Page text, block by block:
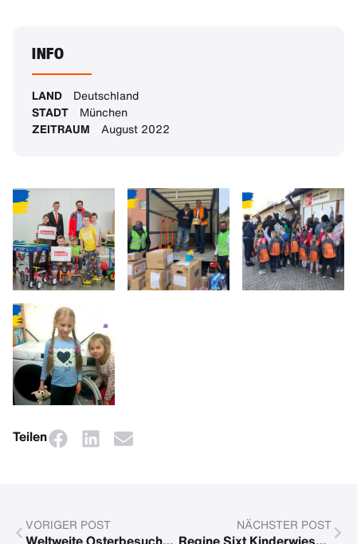
INFO
LAND Deutschland
STADT München
ZEITRAUM August 2022
Teilen
VORIGER POST NÄCHSTER POST